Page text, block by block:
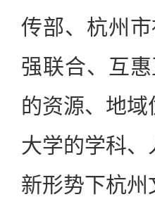
传部、杭州
强联合、互
的资源、地
大学的学科
新形势下杭